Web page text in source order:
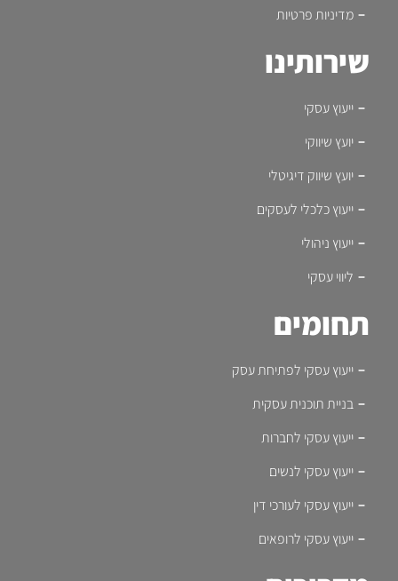
מדיניות פרטיות
שירותינו
ייעוץ עסקי
יועץ שיווקי
יועץ שיווק דיגיטלי
ייעוץ כלכלי לעסקים
ייעוץ ניהולי
ליווי עסקי
תחומים
ייעוץ עסקי לפתיחת עסק
בניית תוכנית עסקית
ייעוץ עסקי לחברות
ייעוץ עסקי לנשים
ייעוץ עסקי לעורכי דין
ייעוץ עסקי לרופאים